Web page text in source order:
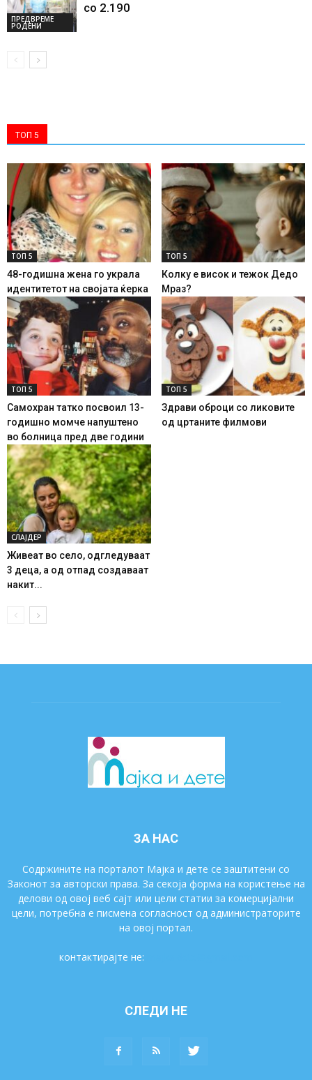
ПРЕДВРЕМЕ
РОДЕНИ
со 2.190
ТОП 5
ТОП 5
48-годишна жена го украла
идентитетот на својата ќерка
ТОП 5
Колку е висок и тежок Дедо
Мраз?
ТОП 5
Самохран татко посвоил 13-
годишно момче напуштено
во болница пред две години
ТОП 5
Здрави оброци со ликовите
од цртаните филмови
СЛАЈДЕР
Живеат во село, одгледуваат
3 деца, а од отпад создаваат
накит...
ЗА НАС
Содржините на порталот Мајка и дете се заштитени со
Законот за авторски права. За секоја форма на користење на
делови од овој веб сајт или цели статии за комерцијални
цели, потребна е писмена согласност од администраторите
на овој портал.
контактирајте не:
СЛЕДИ НЕ